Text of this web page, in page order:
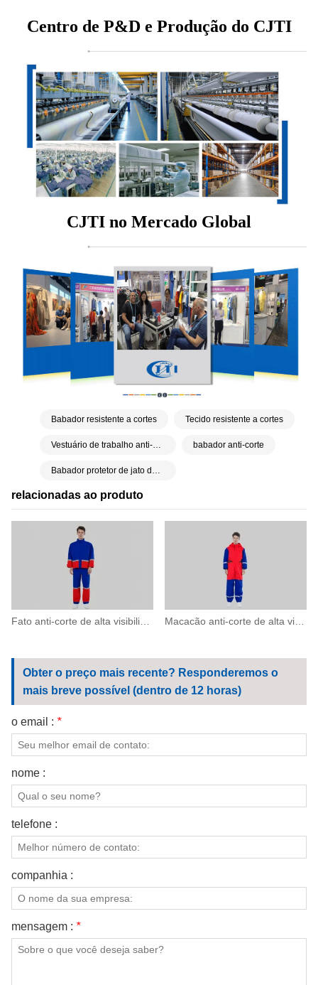
relacionadas ao produto
Centro de P&D e Produção do CJTI
CJTI no Mercado Global
Babador resistente a cortes Tecido resistente a cortes
Vestuário de trabalho anti-corte babador anti-corte
Babador protetor de jato de água de alta pressão
Obter o preço mais recente? Responderemos o
mais breve possível (dentro de 12 horas)
o email : *
nome :
telefone :
companhia :
mensagem : *